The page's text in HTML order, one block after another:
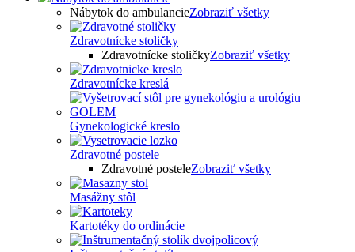
Nábytok do ambulancieZobraziť všetky
Zdravotnícke stoličky
Zdravotnícke stoličkyZobraziť všetky
Zdravotnícke kreslá
Gynekologické kreslo
Zdravotné postele
Zdravotné posteleZobraziť všetky
Masážny stôl
Kartotéky do ordinácie